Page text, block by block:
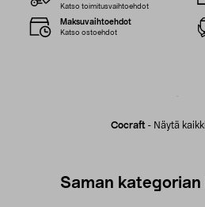
Cocraft - Näytä
Katso toimitusvaihtoehdot
Maksuvaihtoehdot
Katso ostoehdot
Saman